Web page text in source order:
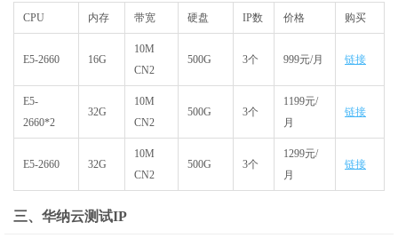
CPU 内存 带宽 硬盘 IP数 价格 购买
E5-2660 16G
10M
CN2
500G 3个 999元/月 链接
E5-
2660*2
32G
10M
CN2
500G 3个
1199元/
月
链接
E5-2660 32G
10M
CN2
500G 3个
1299元/
月
链接
三、华纳云测试IP